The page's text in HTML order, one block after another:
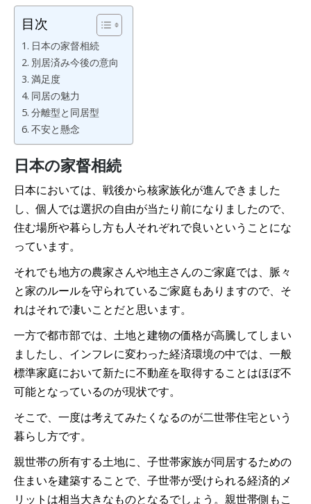
目次
日本の家督相続
別居済み今後の意向
満足度
同居の魅力
分離型と同居型
不安と懸念
日本の家督相続
日本においては、戦後から核家族化が進んできました
し、個人では選択の自由が当たり前になりましたので、
住む場所や暮らし方も人それぞれで良いということにな
っています。
それでも地方の農家さんや地主さんのご家庭では、脈々
と家のルールを守られているご家庭もありますので、そ
れはそれで凄いことだと思います。
一方で都市部では、土地と建物の価格が高騰してしまい
ましたし、インフレに変わった経済環境の中では、一般
標準家庭において新たに不動産を取得することはほぼ不
可能となっているのが現状です。
そこで、一度は考えてみたくなるのが二世帯住宅という
暮らし方です。
親世帯の所有する土地に、子世帯家族が同居するための
住まいを建築することで、子世帯が受けられる経済的メ
リットは相当大きなものとなるでしょう。親世帯側もこ